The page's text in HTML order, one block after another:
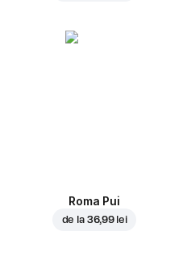
Roma Pui
de la 36,99 lei